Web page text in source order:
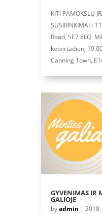
KITI PAMOKSLŲ
SUSIRINKIMAI -
Road, SE7 8LQ
ketvirtadienį
Canning Town,
GYVENIMAS IR
GALIOJE
byadmin |